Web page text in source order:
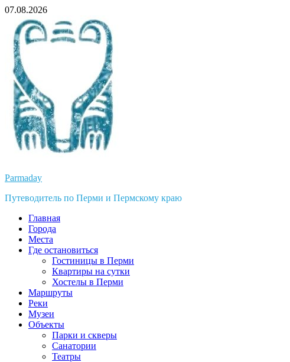
Перейти
содержимому
07.08.2026
Parmaday
Путеводитель по Перми и Пермскому краю
Главная
Города
Места
Где остановиться
Гостиницы в Перми
Квартиры на сутки
Хостелы в Перми
Маршруты
Реки
Музеи
Объекты
Парки и скверы
Санатории
Театры